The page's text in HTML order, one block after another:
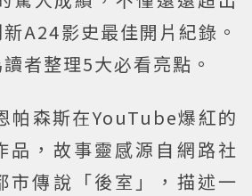
A24影史最佳開片紀錄。
讀者整理5大必看亮點。
帕森斯在YouTube爆紅的
品，故事靈感源自網路社
市傳說「後室」，描述一